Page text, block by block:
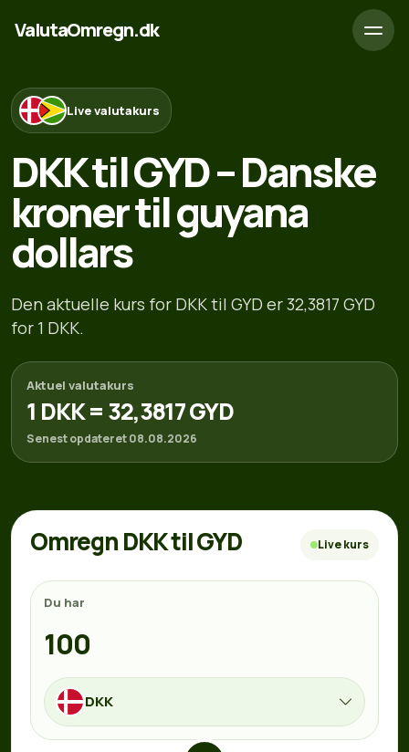
ValutaOmregn.dk
Live valutakurs
DKK til GYD – Danske
kroner til guyana
dollars
Den aktuelle kurs for DKK til GYD er 32,3817 GYD
for 1 DKK.
Aktuel valutakurs
1 DKK = 32,3817 GYD
Senest opdateret 08.08.2026
Omregn DKK til GYD Live kurs
Du har
DKK